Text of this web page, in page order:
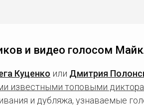
и видео голосом
Куценко или Дмитрия
известными топовыми
и дубляжа, узнаваемые